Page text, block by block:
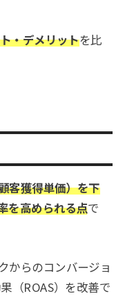
・デメリットを比
客獲得単価）を下
を高められる点で
からのコンバージョ
（ROAS）を改善で